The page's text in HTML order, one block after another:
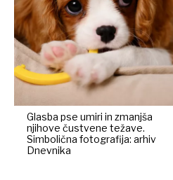
Glasba pse umiri in zmanjša
njihove čustvene težave.
Simbolična fotografija: arhiv
Dnevnika